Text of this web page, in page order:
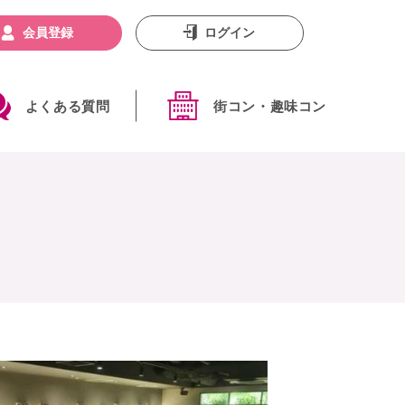
よくある質問 街コン・趣味コン
会員登録 ログイン